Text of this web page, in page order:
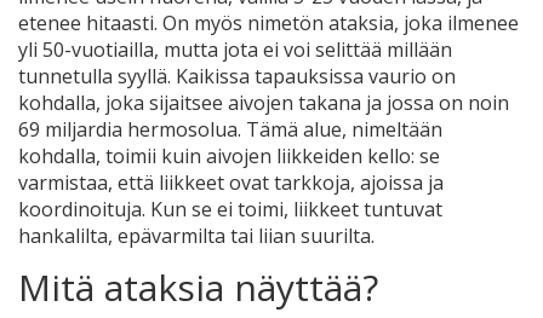
etenee hitaasti. On myös nimetön ataksia, joka ilmenee
yli 50-vuotiailla, mutta jota ei voi selittää millään
tunnetulla syyllä. Kaikissa tapauksissa vaurio on
kohdalla, joka sijaitsee aivojen takana ja jossa on noin
69 miljardia hermosolua. Tämä alue, nimeltään
kohdalla, toimii kuin aivojen liikkeiden kello: se
varmistaa, että liikkeet ovat tarkkoja, ajoissa ja
koordinoituja. Kun se ei toimi, liikkeet tuntuvat
hankalilta, epävarmilta tai liian suurilta.
Mitä ataksia näyttää?